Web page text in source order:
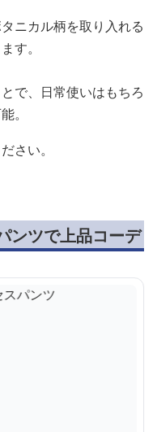
ニカル柄を取り入れる
す。
で、日常使いはもちろ
。
さい。
ンツで上品コーデ